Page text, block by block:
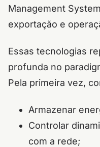
Management
exportação e
Essas tecnologias
profunda no
Pela primeira vez,
Armazenar
Controlar
com a rede;